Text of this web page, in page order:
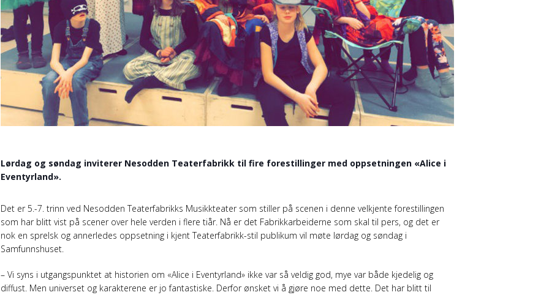
Lørdag og søndag inviterer Nesodden Teaterfabrikk til fire forestillinger med oppsetningen «Alice i
Eventyrland».
Det er 5.-7. trinn ved Nesodden Teaterfabrikks Musikkteater som stiller på scenen i denne velkjente forestillingen
som har blitt vist på scener over hele verden i flere tiår. Nå er det Fabrikkarbeiderne som skal til pers, og det er
nok en sprelsk og annerledes oppsetning i kjent Teaterfabrikk-stil publikum vil møte lørdag og søndag i
Samfunnshuset.
– Vi syns i utgangspunktet at historien om «Alice i Eventyrland» ikke var så veldig god, mye var både kjedelig og
diffust. Men universet og karakterene er jo fantastiske. Derfor ønsket vi å gjøre noe med dette. Det har blitt til